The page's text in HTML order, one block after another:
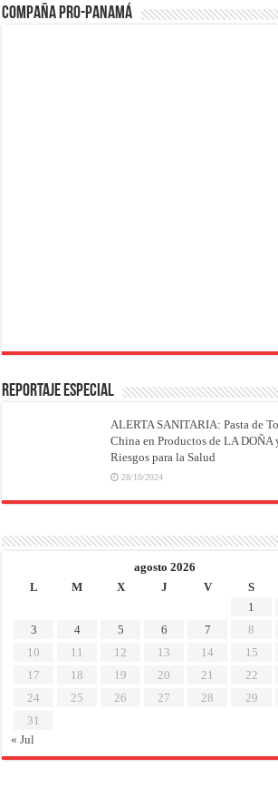
Compaña PRO-Panamá
REPORTAJE ESPECIAL
ALERTA SANITARIA: Pasta de
China en Productos de LA DOÑA
Riesgos para la Salud
28/10/2024
agosto 2026
L
M X J V S
1
3
4 5 6 7 8
10
11 12 13 14 15
17
18 19 20 21 22
24
25 26 27 28 29
31
« Jul